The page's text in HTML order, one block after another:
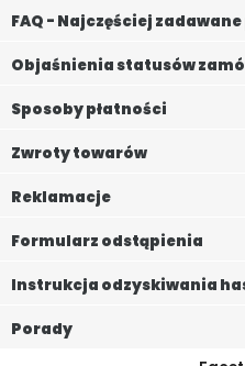
FAQ - Najczęściej
Objaśnienia statusów
Sposoby płatności
Zwroty towarów
Reklamacje
Formularz odstąpienia
Instrukcja odzyskiwania
Porady